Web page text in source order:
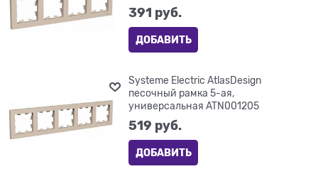
391 руб.
ДОБАВИТЬ
Systeme Electric AtlasDesign
песочный рамка 5-ая,
универсальная ATN001205
519 руб.
ДОБАВИТЬ